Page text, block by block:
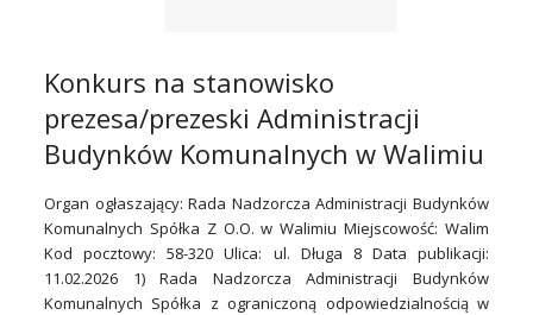
Konkurs na stanowisko
prezesa/prezeski Administracji
Budynków Komunalnych w Walimiu
Organ ogłaszający: Rada Nadzorcza Administracji Budynków
Komunalnych Spółka Z O.O. w Walimiu Miejscowość: Walim
Kod pocztowy: 58-320 Ulica: ul. Długa 8 Data publikacji:
11.02.2026 1) Rada Nadzorcza Administracji Budynków
Komunalnych Spółka z ograniczoną odpowiedzialnością w